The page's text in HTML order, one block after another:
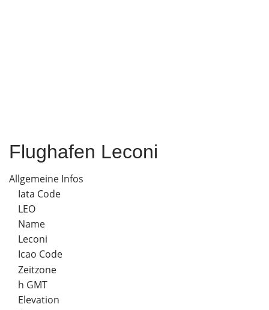
Flughafen Leconi
Allgemeine Infos
Iata Code
LEO
Name
Leconi
Icao Code
Zeitzone
h GMT
Elevation